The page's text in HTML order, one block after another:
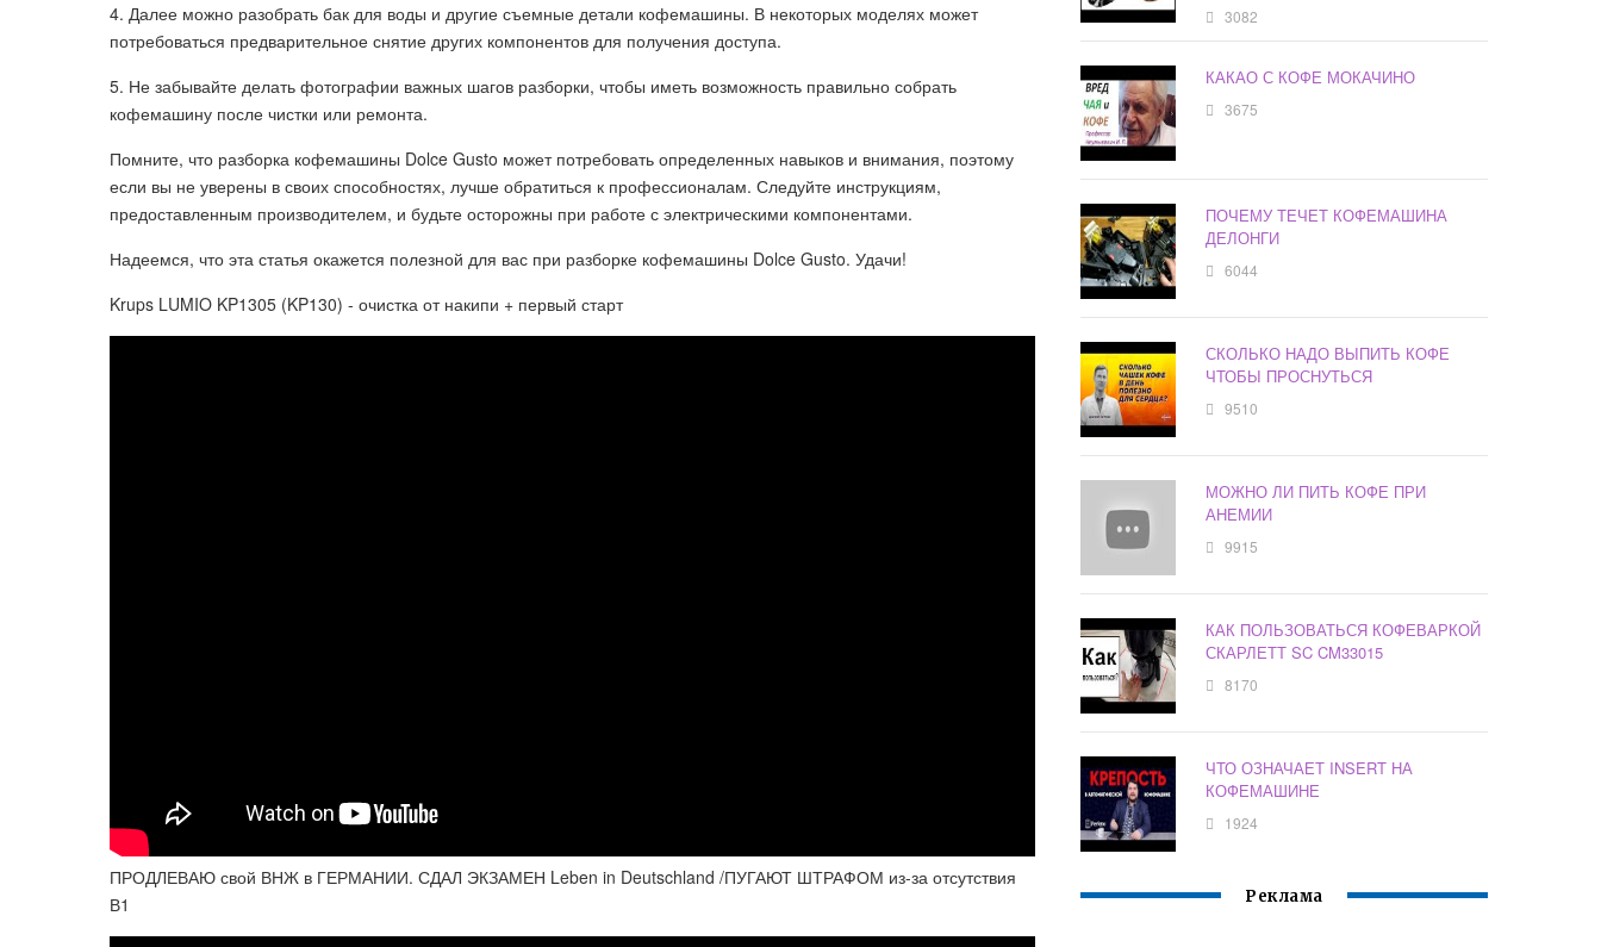
4. Далее можно разобрать бак для воды и другие съемные детали кофемашины. В некоторых моделях может
потребоваться предварительное снятие других компонентов для получения доступа.
5. Не забывайте делать фотографии важных шагов разборки, чтобы иметь возможность правильно собрать
кофемашину после чистки или ремонта.
Помните, что разборка кофемашины Dolce Gusto может потребовать определенных навыков и внимания, поэтому
если вы не уверены в своих способностях, лучше обратиться к профессионалам. Следуйте инструкциям,
предоставленным производителем, и будьте осторожны при работе с электрическими компонентами.
Надеемся, что эта статья окажется полезной для вас при разборке кофемашины Dolce Gusto. Удачи!
Krups LUMIO KP1305 (KP130) - очистка от накипи + первый старт
ПРОДЛЕВАЮ свой ВНЖ в ГЕРМАНИИ. СДАЛ ЭКЗАМЕН Leben in Deutschland /ПУГАЮТ ШТРАФОМ из-за отсутствия
В1
3082
КАКАО С КОФЕ МОКАЧИНО
3675
ПОЧЕМУ ТЕЧЕТ КОФЕМАШИНА
ДЕЛОНГИ
6044
СКОЛЬКО НАДО ВЫПИТЬ КОФЕ
ЧТОБЫ ПРОСНУТЬСЯ
9510
МОЖНО ЛИ ПИТЬ КОФЕ ПРИ
АНЕМИИ
9915
КАК ПОЛЬЗОВАТЬСЯ КОФЕВАРКОЙ
СКАРЛЕТТ SC CM33015
8170
ЧТО ОЗНАЧАЕТ INSERT НА
КОФЕМАШИНЕ
1924
Реклама